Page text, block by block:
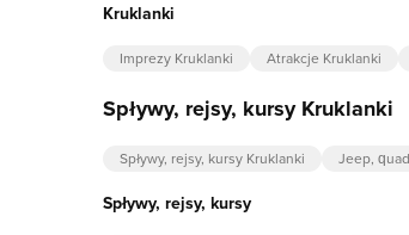
Kruklanki
Imprezy Kruklanki Atrakcje Kruklanki
Spływy, rejsy, kursy Kruklanki
Spływy, rejsy, kursy Kruklanki Jeep,
Spływy, rejsy, kursy